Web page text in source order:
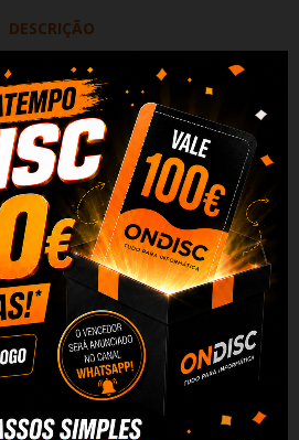
DESCRIÇÃO
DO PRODUTO
REVIEWS
TWS A2 PRETO/AZUL
o que há de mais recente em fones de
do carregador embutido. Ouça música
se exercita facilmente, graças a
Compatível com APPLE,
que use a versão 5. do Bluetooth.
pode atender / rejeitar uma chamada
o botão do fone de ouvido.
Eles